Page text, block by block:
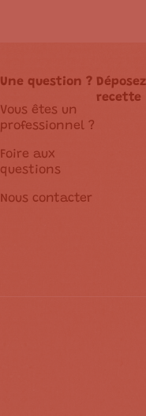
Une question ?
Vous êtes un
professionnel ?
Foire aux
questions
Nous contacter
recette